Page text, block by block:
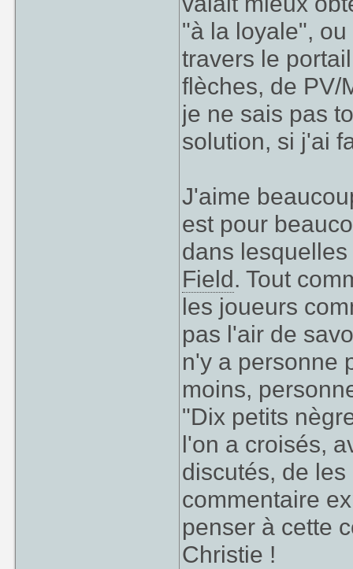
"à la loyale",
travers le
flèches, de PV/
je ne sais pas
solution, si j'ai
J'aime
est pour
dans
Field. Tout
les joueurs
pas l'air de
n'y a personne
moins,
"Dix petits
l'on a croisés,
discutés, de
commentaire
penser à cette
Christie !